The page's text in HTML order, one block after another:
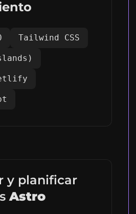
Tailwind CSS
y planificar
Astro